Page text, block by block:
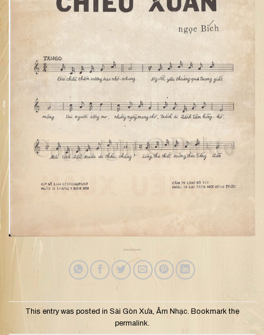
This entry was posted in Sài Gòn Xưa, Âm Nhạc. Bookmark the
permalink.